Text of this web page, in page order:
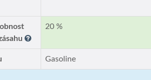
20 %
Gasoline